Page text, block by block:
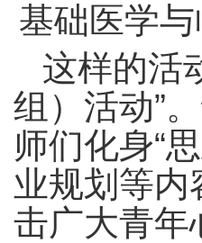
基础医学与
这样的活
组）活动”
师们化身“
业规划等
击广大青年